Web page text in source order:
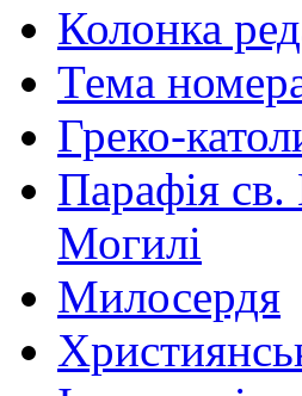
Колонка
Тема
Греко-
Парафія
Могилі
Милосердя